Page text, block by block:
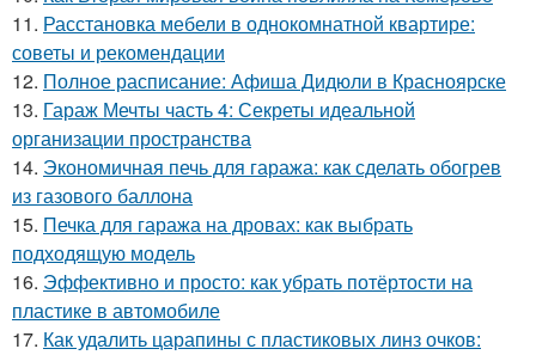
11. Расстановка мебели в однокомнатной квартире:
советы и рекомендации
12. Полное расписание: Афиша Дидюли в Красноярске
13. Гараж Мечты часть 4: Секреты идеальной
организации пространства
14. Экономичная печь для гаража: как сделать обогрев
из газового баллона
15. Печка для гаража на дровах: как выбрать
подходящую модель
16. Эффективно и просто: как убрать потёртости на
пластике в автомобиле
17. Как удалить царапины с пластиковых линз очков: